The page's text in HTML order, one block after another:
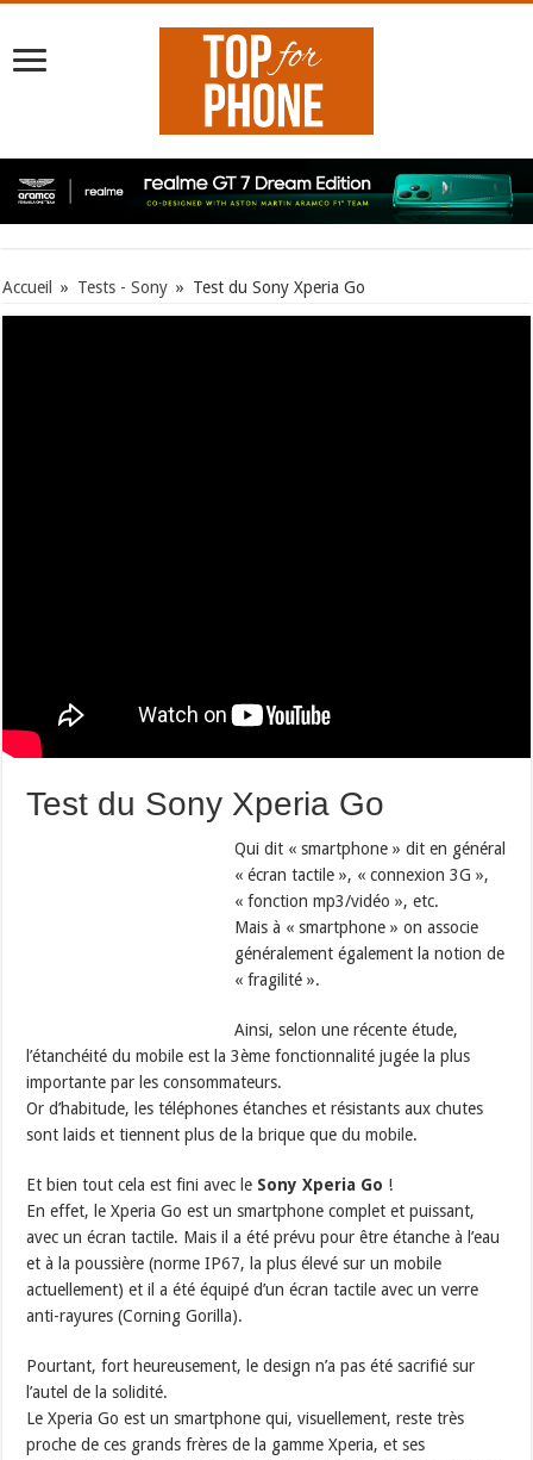
Accueil » Tests - Sony » Test du Sony Xperia Go
Test du Sony Xperia Go
Qui dit « smartphone » dit en général
« écran tactile », « connexion 3G »,
« fonction mp3/vidéo », etc.
Mais à « smartphone » on associe
généralement également la notion de
« fragilité ».
Ainsi, selon une récente étude,
l’étanchéité du mobile est la 3ème fonctionnalité jugée la plus
importante par les consommateurs.
Or d’habitude, les téléphones étanches et résistants aux chutes
sont laids et tiennent plus de la brique que du mobile.
Et bien tout cela est fini avec le Sony Xperia Go !
En effet, le Xperia Go est un smartphone complet et puissant,
avec un écran tactile. Mais il a été prévu pour être étanche à l’eau
et à la poussière (norme IP67, la plus élevé sur un mobile
actuellement) et il a été équipé d’un écran tactile avec un verre
anti-rayures (Corning Gorilla).
Pourtant, fort heureusement, le design n’a pas été sacrifié sur
l’autel de la solidité.
Le Xperia Go est un smartphone qui, visuellement, reste très
proche de ces grands frères de la gamme Xperia, et ses